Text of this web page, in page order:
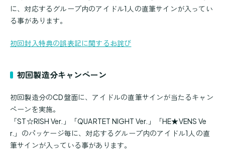
に、対応するグループ内のアイドル1人の直筆サインが入ってい
る事があります。
初回封入特典の誤表記に関するお詫び
初回製造分キャンペーン
初回製造分のCD盤面に、アイドルの直筆サインが当たるキャン
ペーンを実施。
「ST☆RISH Ver.」「QUARTET NIGHT Ver.」「HE★VENS Ve
r.」のパッケージ毎に、対応するグループ内のアイドル1人の直
筆サインが入っている事があります。